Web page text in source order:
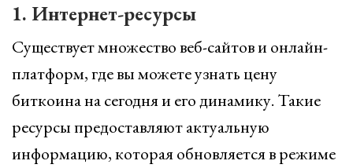
1. Интернет-ресурсы
Существует множество веб-сайтов и онлайн-
платформ, где вы можете узнать цену
биткоина на сегодня и его динамику. Такие
ресурсы предоставляют актуальную
информацию, которая обновляется в режиме